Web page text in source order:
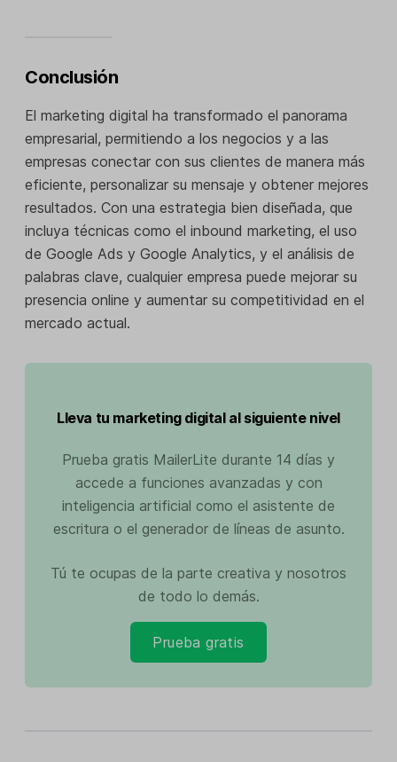
Conclusión
El marketing digital ha transformado el panorama
empresarial, permitiendo a los negocios y a las
empresas conectar con sus clientes de manera más
eficiente, personalizar su mensaje y obtener mejores
resultados. Con una estrategia bien diseñada, que
incluya técnicas como el inbound marketing, el uso
de Google Ads y Google Analytics, y el análisis de
palabras clave, cualquier empresa puede mejorar su
presencia online y aumentar su competitividad en el
mercado actual.
Lleva tu marketing digital al siguiente nivel
Prueba gratis MailerLite durante 14 días y
accede a funciones avanzadas y con
inteligencia artificial como el asistente de
escritura o el generador de líneas de asunto.
Tú te ocupas de la parte creativa y nosotros
de todo lo demás.
Prueba gratis